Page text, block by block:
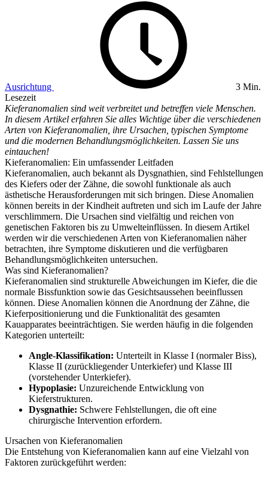
Ausrichtung
3 Min.
Lesezeit
Kieferanomalien sind weit verbreitet und betreffen viele Menschen.
In diesem Artikel erfahren Sie alles Wichtige über die verschiedenen
Arten von Kieferanomalien, ihre Ursachen, typischen Symptome
und die modernen Behandlungsmöglichkeiten. Lassen Sie uns
eintauchen!
Kieferanomalien: Ein umfassender Leitfaden
Kieferanomalien, auch bekannt als Dysgnathien, sind Fehlstellungen
des Kiefers oder der Zähne, die sowohl funktionale als auch
ästhetische Herausforderungen mit sich bringen. Diese Anomalien
können bereits in der Kindheit auftreten und sich im Laufe der Jahre
verschlimmern. Die Ursachen sind vielfältig und reichen von
genetischen Faktoren bis zu Umwelteinflüssen. In diesem Artikel
werden wir die verschiedenen Arten von Kieferanomalien näher
betrachten, ihre Symptome diskutieren und die verfügbaren
Behandlungsmöglichkeiten untersuchen.
Was sind Kieferanomalien?
Kieferanomalien sind strukturelle Abweichungen im Kiefer, die die
normale Bissfunktion sowie das Gesichtsaussehen beeinflussen
können. Diese Anomalien können die Anordnung der Zähne, die
Kieferpositionierung und die Funktionalität des gesamten
Kauapparates beeinträchtigen. Sie werden häufig in die folgenden
Kategorien unterteilt:
Angle-Klassifikation: Unterteilt in Klasse I (normaler Biss),
Klasse II (zurückliegender Unterkiefer) und Klasse III
(vorstehender Unterkiefer).
Hypoplasie: Unzureichende Entwicklung von
Kieferstrukturen.
Dysgnathie: Schwere Fehlstellungen, die oft eine
chirurgische Intervention erfordern.
Ursachen von Kieferanomalien
Die Entstehung von Kieferanomalien kann auf eine Vielzahl von
Faktoren zurückgeführt werden: